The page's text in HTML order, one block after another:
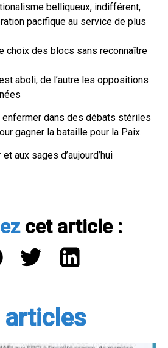
belliqueux, indifférent,
pacifique au service de plus
choix des blocs sans reconnaître
aboli, de l’autre les oppositions
dans des débats stériles
gagner la bataille pour la Paix.
aux sages d’aujourd’hui
cet article :
articles